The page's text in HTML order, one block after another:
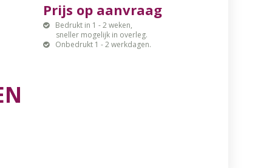
Prijs op aanvraag
Bedrukt in 1 - 2 weken,
sneller mogelijk in overleg.
Onbedrukt 1 - 2 werkdagen.